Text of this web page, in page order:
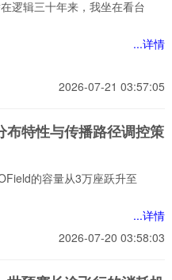
逻辑三十年来，我坐在看台
...详情
2026-07-21 03:57:05
特性与传播路径调控策
的容量从3万座跃升至
...详情
2026-07-20 03:58:03